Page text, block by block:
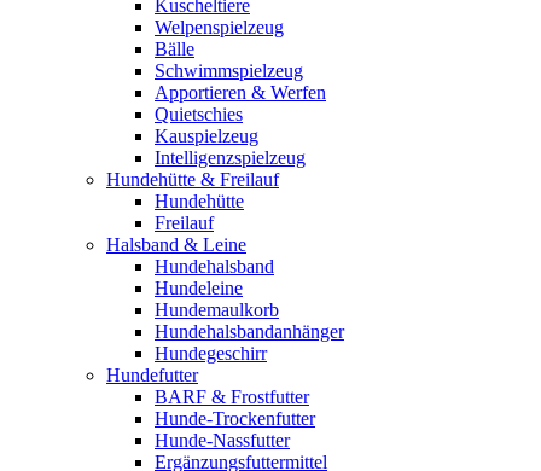
Kuscheltiere
Welpenspielzeug
Bälle
Schwimmspielzeug
Apportieren & Werfen
Quietschies
Kauspielzeug
Intelligenzspielzeug
Hundehütte & Freilauf
Hundehütte
Freilauf
Halsband & Leine
Hundehalsband
Hundeleine
Hundemaulkorb
Hundehalsbandanhänger
Hundegeschirr
Hundefutter
BARF & Frostfutter
Hunde-Trockenfutter
Hunde-Nassfutter
Ergänzungsfuttermittel